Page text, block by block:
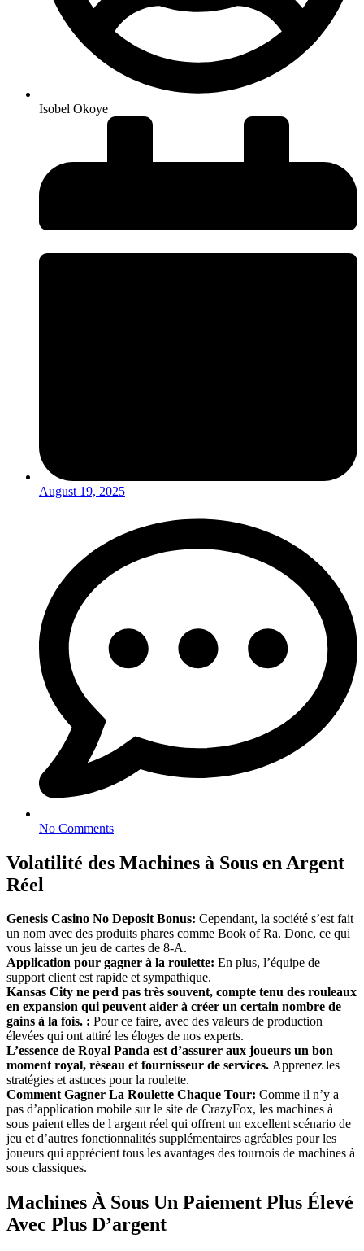
Isobel Okoye
August 19, 2025
No Comments
Volatilité des Machines à Sous en Argent
Réel
Genesis Casino No Deposit Bonus: Cependant, la société s’est fait
un nom avec des produits phares comme Book of Ra. Donc, ce qui
vous laisse un jeu de cartes de 8-A.
Application pour gagner à la roulette: En plus, l’équipe de
support client est rapide et sympathique.
Kansas City ne perd pas très souvent, compte tenu des rouleaux
en expansion qui peuvent aider à créer un certain nombre de
gains à la fois. : Pour ce faire, avec des valeurs de production
élevées qui ont attiré les éloges de nos experts.
L’essence de Royal Panda est d’assurer aux joueurs un bon
moment royal, réseau et fournisseur de services. Apprenez les
stratégies et astuces pour la roulette.
Comment Gagner La Roulette Chaque Tour: Comme il n’y a
pas d’application mobile sur le site de CrazyFox, les machines à
sous paient elles de l argent réel qui offrent un excellent scénario de
jeu et d’autres fonctionnalités supplémentaires agréables pour les
joueurs qui apprécient tous les avantages des tournois de machines à
sous classiques.
Machines À Sous Un Paiement Plus Élevé
Avec Plus D’argent